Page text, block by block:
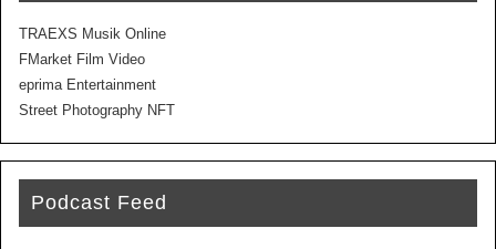
TRAEXS Musik Online
FMarket Film Video
eprima Entertainment
Street Photography NFT
Podcast Feed